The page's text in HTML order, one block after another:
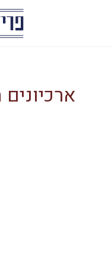
ארכיונים